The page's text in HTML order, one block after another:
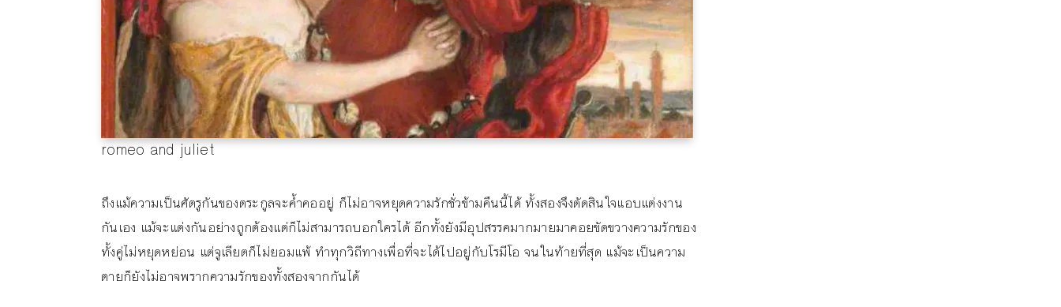
romeo and juliet
ถึงแม้ความเป็นศัตรูกันของตระกูลจะค้ำคออยู่ ก็ไม่อาจหยุดความรักชั่วข้ามคืนนี้ได้ ทั้งสองจึงตัดสินใจแอบแต่งงาน
กันเอง แม้จะแต่งกันอย่างถูกต้องแต่ก็ไม่สามารถบอกใครได้ อีกทั้งยังมีอุปสรรคมากมายมาคอยขัดขวางความรักของ
ทั้งคู่ไม่หยุดหย่อน แต่จูเลียตก็ไม่ยอมแพ้ ทำทุกวิถีทางเพื่อที่จะได้ไปอยู่กับโรมีโอ จนในท้ายที่สุด แม้จะเป็นความ
ตายก็ยังไม่อาจพรากความรักของทั้งสองจากกันได้